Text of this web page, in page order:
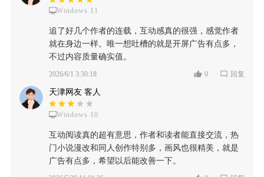
Windows 11
追了好几个作者的连载，互动感真的很强，感觉作者
就在身边一样。唯一想吐槽的就是开屏广告有点多，
不过内容质量确实值。
2026/6/1 3:30:18 0 回复
天津网友 客人
Windows 10
互动阅读真的超有意思，作者和读者能直接交流，热
门小说漫改和同人创作特别多，画风也很精美，就是
广告有点多，希望以后能改善一下。